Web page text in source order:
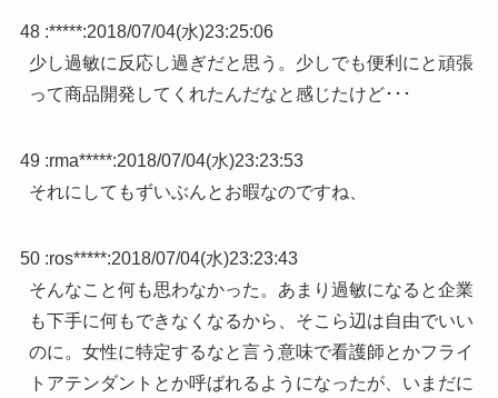
48 :*****:2018/07/04(水)23:25:06
少し過敏に反応し過ぎだと思う。少しでも便利にと頑張
って商品開発してくれたんだなと感じたけど･･･
49 :rma*****:2018/07/04(水)23:23:53
それにしてもずいぶんとお暇なのですね、
50 :ros*****:2018/07/04(水)23:23:43
そんなこと何も思わなかった。あまり過敏になると企業
も下手に何もできなくなるから、そこら辺は自由でいい
のに。女性に特定するなと言う意味で看護師とかフライ
トアテンダントとか呼ばれるようになったが、いまだに